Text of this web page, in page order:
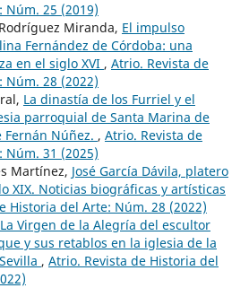
25 (2019)
Miranda, El impulso
Fernández de Córdoba: una
en el siglo XVI , Atrio. Revista de
28 (2022)
La dinastía de los Furriel y el
parroquial de Santa Marina de
Fernán Núñez. , Atrio. Revista de
31 (2025)
Martínez, José García Dávila, platero
XIX. Noticias biográficas y artísticas
Historia del Arte: Núm. 28 (2022)
La Virgen de la Alegría del escultor
y sus retablos en la iglesia de la
, Atrio. Revista de Historia del